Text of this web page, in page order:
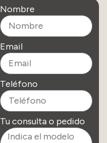
Nombre
Email
Teléfono
Tu consulta o pedido